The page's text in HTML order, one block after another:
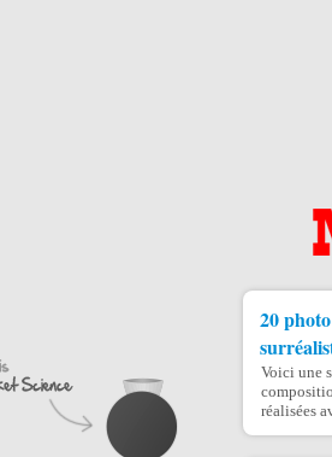
20
Voici une
réalisées